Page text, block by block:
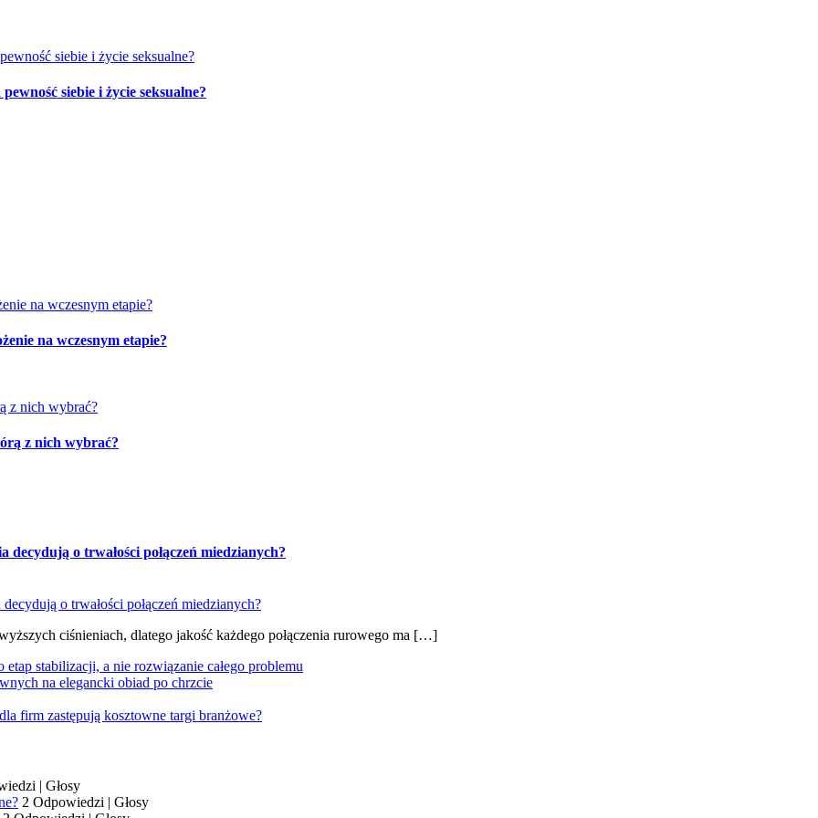
siebie i życie seksualne?
na wczesnym etapie?
z nich wybrać?
decydują o trwałości połączeń miedzianych?
ciśnieniach, dlatego jakość każdego połączenia rurowego ma […]
stabilizacji, a nie rozwiązanie całego problemu
na elegancki obiad po chrzcie
firm zastępują kosztowne targi branżowe?
| Głosy
2 Odpowiedzi | Głosy